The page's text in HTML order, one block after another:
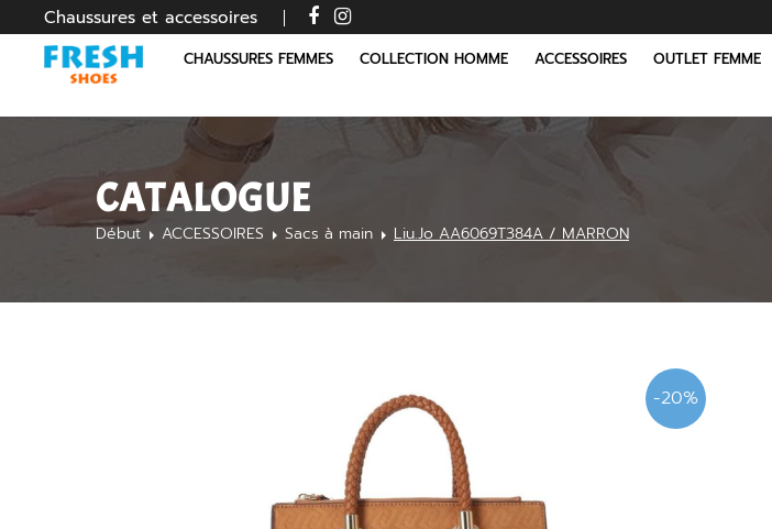
Chaussures et accessoires
CHAUSSURES FEMMES COLLECTION HOMME ACCESSOIRES OUTLET FEMME
CATALOGUE
Début ACCESSOIRES Sacs à main Liu.Jo AA6069T384A / MARRON
-20%